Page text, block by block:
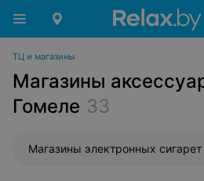
ТЦ и магазины
Магазины
Гомеле 33
Магазины электронных сигарет